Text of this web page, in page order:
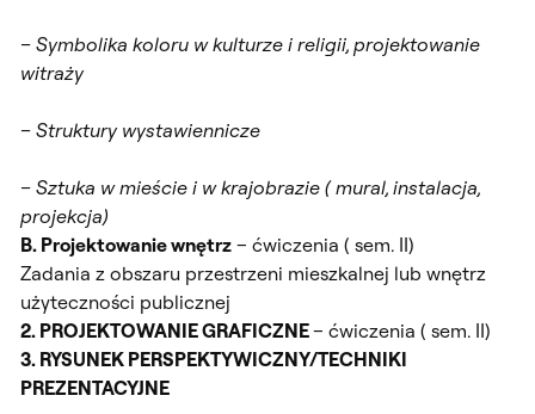
– Symbolika koloru w kulturze i religii, projektowanie
witraży
– Struktury wystawiennicze
– Sztuka w mieście i w krajobrazie ( mural, instalacja,
projekcja)
B. Projektowanie wnętrz – ćwiczenia ( sem. II)
Zadania z obszaru przestrzeni mieszkalnej lub wnętrz
użyteczności publicznej
2. PROJEKTOWANIE GRAFICZNE– ćwiczenia ( sem. II)
3. RYSUNEK PERSPEKTYWICZNY/TECHNIKI
PREZENTACYJNE